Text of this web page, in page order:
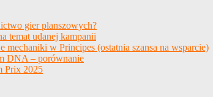
gier planszowych?
temat udanej kampanii
w Principes (ostatnia szansa na wsparcie)
DNA – porównanie
Prix 2025